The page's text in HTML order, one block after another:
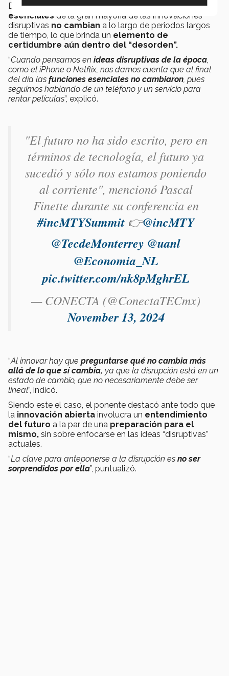
De este modo, Finette explicó que lasfunciones
esenciales de la gran mayoría de las innovaciones
disruptivas no cambian a lo largo de periodos largos
de tiempo, lo que brinda un elemento de
certidumbre aún dentro del “desorden”.
“Cuando pensamos en ideas disruptivas de la época
como el iPhone o Netflix, nos damos cuenta que al final
del día las funciones esenciales no cambiaron , pues
seguimos hablando de un teléfono y un servicio para
rentar películas”, explicó.
"El futuro no ha sido escrito, pero en
términos de tecnología, el futuro ya
sucedió y sólo nos estamos poniendo
al corriente", mencionó Pascal
Finette durante su conferencia en
#incMTYSummit👉@incMTY
@TecdeMonterrey @uanl
@Economia_NL
pic.twitter.com/nk8pMghrEL
— CONECTA (@ConectaTECmx)
November 13, 2024
“Al innovar hay que preguntarse qué no cambia más
allá de lo que sí cambia, ya que la disrupción está en un
estado de cambio, que no necesariamente debe ser
lineal”, indicó.
Siendo este el caso, el ponente destacó ante todo que
la innovación abierta involucra un entendimiento
del futuro a la par de una preparación para el
mismo, sin sobre enfocarse en las ideas “disruptivas”
actuales.
“La clave para anteponerse a la disrupción es no ser
sorprendidos por ella”, puntualizó.